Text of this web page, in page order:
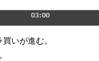
いが進む。